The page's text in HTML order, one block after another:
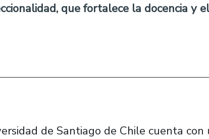
que fortalece la docencia y
de Santiago de Chile cuenta con